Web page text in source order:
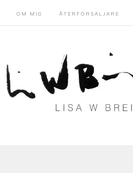
OM MIG ÅTERFÖRSÄLJARE